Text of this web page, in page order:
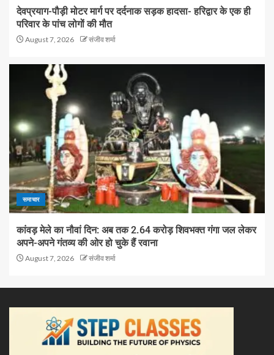
देवप्रयाग-पौड़ी मोटर मार्ग पर दर्दनाक सड़क हादसा- हरिद्वार के एक ही
परिवार के पांच लोगों की मौत
August 7, 2026 संजीव शर्मा
समाचार
कांवड़ मेले का नौवां दिन: अब तक 2.64 करोड़ शिवभक्त गंगा जल लेकर
अपने-अपने गंतव्य की ओर हो चुके हैं रवाना
August 7, 2026 संजीव शर्मा